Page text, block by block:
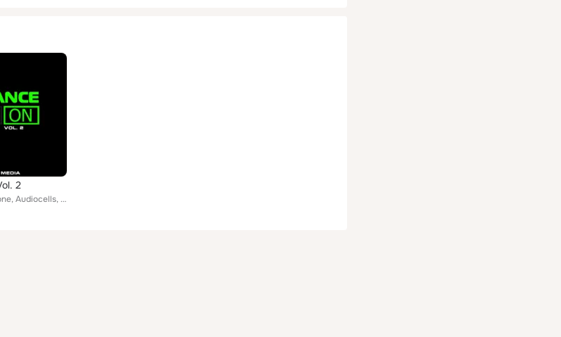
2
Abide, Ben Stone, Audiocells, John Sunlight, Alter Future, Artra & Holland, Artsever, Holbrook, SkyKeeper, Facepalm, Stella Proj...